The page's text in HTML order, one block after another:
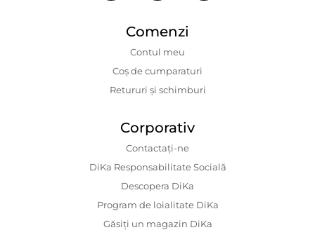
Comenzi
Contul meu
Coș de cumparaturi
Retururi și schimburi
Corporativ
Contactaţi-ne
DiKa Responsabilitate Socială
Descopera DiKa
Program de loialitate DiKa
Găsiți un magazin DiKa